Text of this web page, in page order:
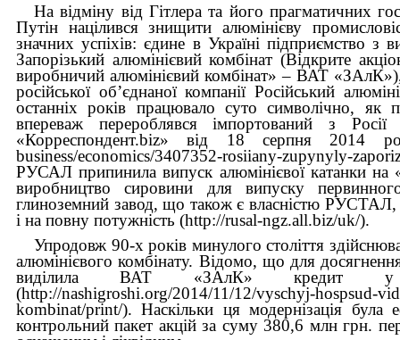
На відміну від Гітлера та його прагматичних
Путін націлився знищити алюмінієву
значних успіхів: єдине в Україні підприємство з
Запорізький алюмінієвий комбінат (Відкрите
виробничий алюмінієвий комбінат» – ВАТ
російської об’єднаної компанії Російський
останніх років працювало суто символічно, як
впереваж перероблявся імпортований з
«Корреспондент.biz» від 18 серпня 2014
business/economics/3407352-rosiiany-zupynyly-
РУСАЛ припинила випуск алюмінієвої катанки
виробництво сировини для випуску
глиноземний завод, що також є власністю
і на повну потужність (http://rusal-ngz.all.biz/uk/).
Упродовж 90-х років минулого століття
алюмінієвого комбінату. Відомо, що для
виділила ВАТ «ЗАлК» кредит
(http://nashigroshi.org/2014/11/12/vyschyj-hospsud-
kombinat/print/). Наскільки ця модернізація
контрольний пакет акцій за суму 380,6 млн грн.